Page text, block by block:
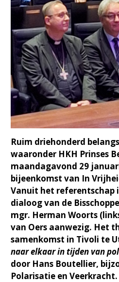
Ruim driehonderd
waaronder HKH Prinses
maandagavond 29
bijeenkomst van In
Vanuit het referentschap
dialoog van de
mgr. Herman Woorts
van Oers aanwezig. Het
samenkomst in Tivoli te
naar elkaar in tijden van
door Hans Boutellier,
Polarisatie en Veerkracht.